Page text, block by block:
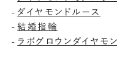
-ダイヤモンドルース
-結婚指輪
- ラボグロウンダイヤモ